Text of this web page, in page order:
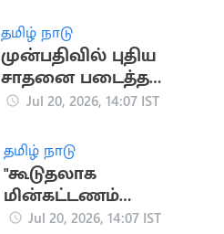
தமிழ் நாடு
முன்பதிவில் புதிய
சாதனை படைத்த
ஜனநாயகன்
Jul 20, 2026, 14:07 IST
தமிழ் நாடு
"கூடுதலாக
மின்கட்டணம்
செலுத்தியிருந்தால்
Jul 20, 2026, 14:07 IST